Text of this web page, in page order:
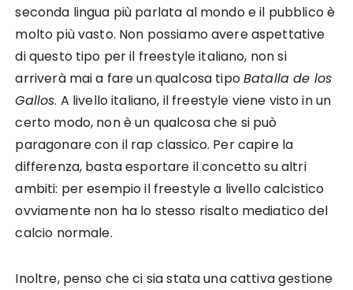
seconda lingua più parlata al mondo e il pubblico è
molto più vasto. Non possiamo avere aspettative
di questo tipo per il freestyle italiano, non si
arriverà mai a fare un qualcosa tipoBatalla de los
Gallos. A livello italiano, il freestyle viene visto in un
certo modo, non è un qualcosa che si può
paragonare con il rap classico. Per capire la
differenza, basta esportare il concetto su altri
ambiti: per esempio il freestyle a livello calcistico
ovviamente non ha lo stesso risalto mediatico del
calcio normale.
Inoltre, penso che ci sia stata una cattiva gestione